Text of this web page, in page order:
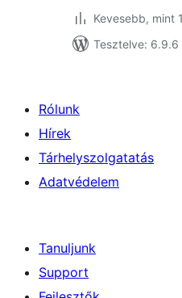
Kevesebb, mint
Tesztelve: 6.9.6
Rólunk
Hírek
Tárhelyszolgatatás
Adatvédelem
Tanuljunk
Support